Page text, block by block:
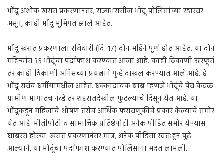
भोंदू अशोक खरात प्रकरणानंतर, राज्यभरातील भोंदू पोलिसांच्या रडारवर
असून, काही भोंदू भूमिगत झाले आहेत.
भोंदू खरात प्रकरणाला रविवारी (दि. १७) दोन महिने पूर्ण होत आहेत. या दोन
महिन्यांत ३५ भोंदूंचा पर्दाफाश करण्यात आला आहे. काही ठिकाणी उत्स्फूर्त
तर काही ठिकाणी अनिसच्या प्रयत्नाने गुन्हे दाखल करण्यात आले आहे. हे
भोंदू सर्वच धर्मीयांमधील आहेत. धक्कादायक बाब म्हणजे भोंदूंचे पेव केवळ
ग्रामीण भागातच नव्हे तर शहरातदेखील फुटल्याचे दिसून येत आहे. या
भोंदूकडून महिलांचे शोषण तसेच आर्थिक फसवणुकीचे प्रकार केल्याचे समोर
येत आहे. भीतीपोटी व सामाजिक प्रतिष्ठेपोटी अनेक पीडित समोर येण्यास
घाबरत होत्या. खरात प्रकरणानंतर मात्र, अनेक पीडिता स्वतःहून पुढे
आल्याने, या भोंदूंचा पर्दाफाश करण्यात पोलिसांना मदत लाभली.